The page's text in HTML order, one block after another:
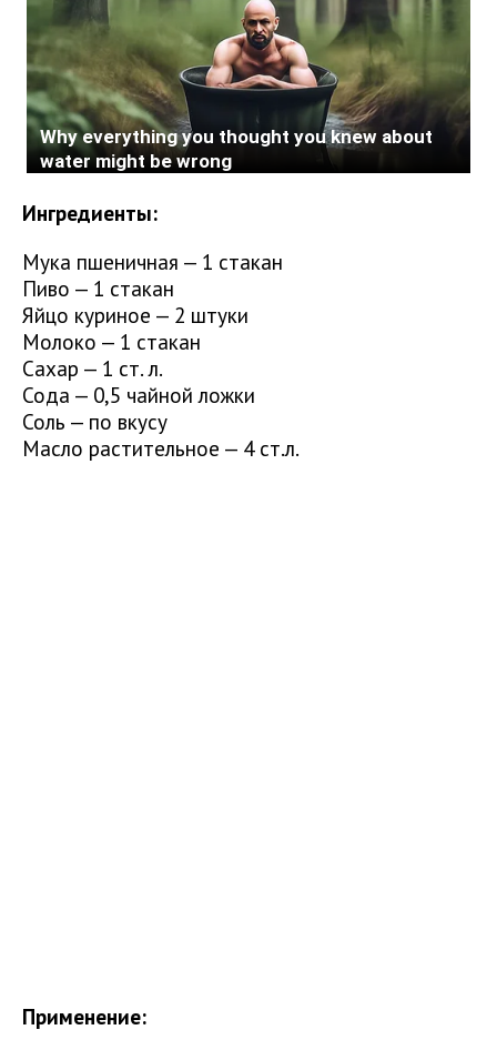
Ингредиенты:
Мука пшеничная — 1 стакан
Пиво — 1 стакан
Яйцо куриное — 2 штуки
Молоко — 1 стакан
Сахар — 1 ст. л.
Сода — 0,5 чайной ложки
Соль — по вкусу
Масло растительное — 4 ст.л.
Применение: